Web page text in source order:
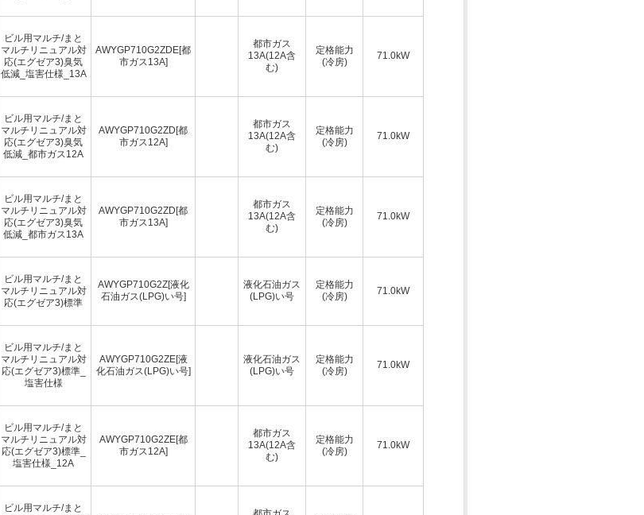
ビル用マルチ/まと
マルチリニュアル対
応(エグゼア3)臭気
低減_塩害仕様_13A
AWYGP710G2ZDE[都
市ガス13A]
都市ガス
13A(12A含
む)
定格能力
(冷房)
71.0kW
ビル用マルチ/まと
マルチリニュアル対
応(エグゼア3)臭気
低減_都市ガス12A
AWYGP710G2ZD[都
市ガス12A]
都市ガス
13A(12A含
む)
定格能力
(冷房)
71.0kW
ビル用マルチ/まと
マルチリニュアル対
応(エグゼア3)臭気
低減_都市ガス13A
AWYGP710G2ZD[都
市ガス13A]
都市ガス
13A(12A含
む)
定格能力
(冷房)
71.0kW
ビル用マルチ/まと
マルチリニュアル対
応(エグゼア3)標準
AWYGP710G2Z[液化
石油ガス(LPG)い号]
液化石油ガス
(LPG)い号
定格能力
(冷房)
71.0kW
ビル用マルチ/まと
マルチリニュアル対
応(エグゼア3)標準_
塩害仕様
AWYGP710G2ZE[液
化石油ガス(LPG)い号]
液化石油ガス
(LPG)い号
定格能力
(冷房)
71.0kW
ビル用マルチ/まと
マルチリニュアル対
応(エグゼア3)標準_
塩害仕様_12A
AWYGP710G2ZE[都
市ガス12A]
都市ガス
13A(12A含
む)
定格能力
(冷房)
71.0kW
ビル用マルチ/まと